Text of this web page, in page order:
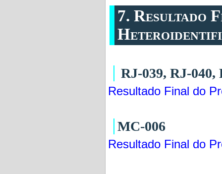
7. Resultado
RJ-039, RJ-040,
Resultado Final do
MC-006
Resultado Final do